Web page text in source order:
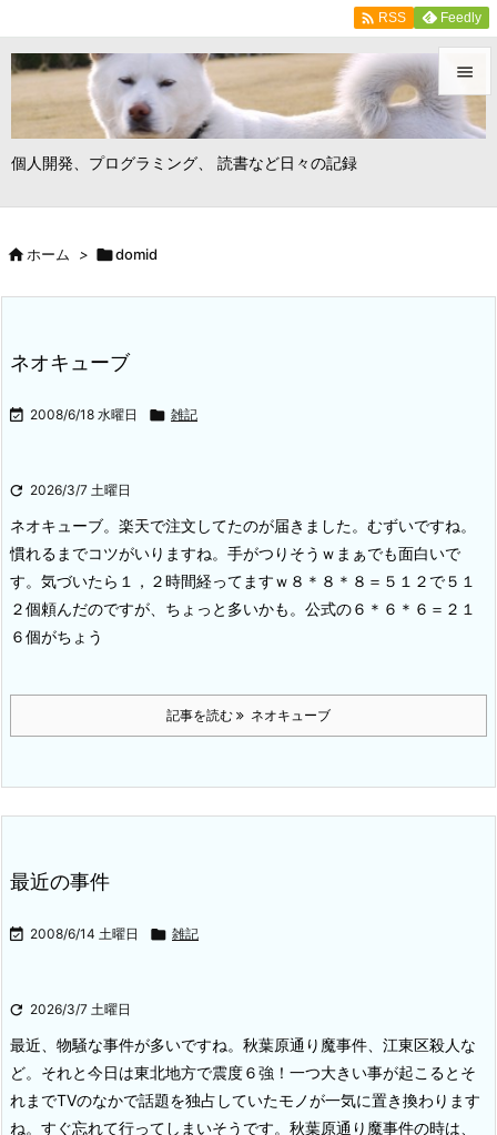
個人開発、プログラミング、 読書など日々の記録


メニュ
 RSS Feedly
ホーム > domid
ネオキューブ
 2008/6/18 水曜日  雑記
 2026/3/7 土曜日
ネオキューブ。楽天で注文してたのが届きました。 むずいですね。
慣れるまでコツがいりますね。手がつりそうｗまぁでも面白いで
す。気づいたら１，２時間経ってますｗ ８＊８＊８＝５１２で５１
２個頼んだのですが、ちょっと多いかも。 公式の６＊６＊６＝２１
６個がちょう
記事を読む ネオキューブ
最近の事件
 2008/6/14 土曜日  雑記
 2026/3/7 土曜日
最近、物騒な事件が多いですね。秋葉原通り魔事件、江東区殺人な
ど。それと今日は東北地方で震度６強！ 一つ大きい事が起こるとそ
れまでTVのなかで話題を独占していたモノが一気に置き換わります
ね。すぐ忘れて行ってしまいそうです。 秋葉原通り魔事件の時は、